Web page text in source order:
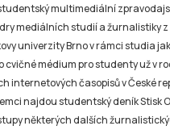
multimediální
mediálních studií a žurnalistiky
univerzity Brno v rámci studia
cvičné médium pro studenty už v
internetových časopisů v České
najdou studentský deník Stisk
některých dalších